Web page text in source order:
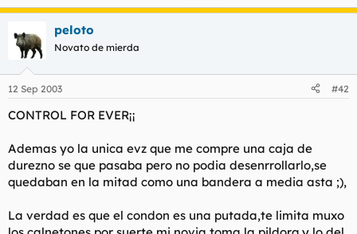
peloto
Novato de mierda
12 Sep 2003 #42
CONTROL FOR EVER¡¡
Ademas yo la unica evz que me compre una caja de
durezno se que pasaba pero no podia desenrrollarlo,se
quedaban en la mitad como una bandera a media asta ;),
La verdad es que el condon es una putada,te limita muxo